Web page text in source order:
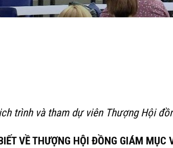
trình và tham dự viên Thượng Hội
VỀ THƯỢNG HỘI ĐỒNG GIÁM MỤC